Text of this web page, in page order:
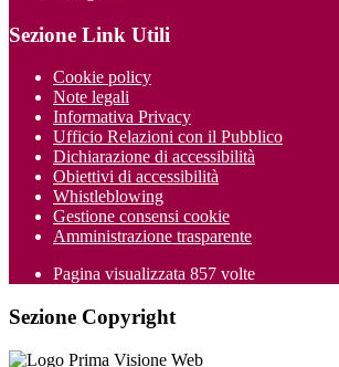
Sezione Link Utili
Cookie policy
Note legali
Informativa Privacy
Ufficio Relazioni con il Pubblico
Dichiarazione di accessibilità
Obiettivi di accessibilità
Whistleblowing
Gestione consensi cookie
Amministrazione trasparente
Pagina visualizzata 857 volte
Sezione Copyright